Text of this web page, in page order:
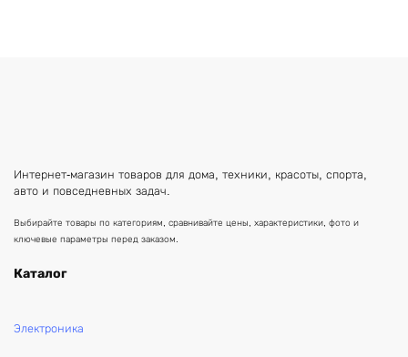
Интернет-магазин товаров для дома, техники, красоты, спорта,
авто и повседневных задач.
Выбирайте товары по категориям, сравнивайте цены, характеристики, фото и
ключевые параметры перед заказом.
Каталог
Электроника